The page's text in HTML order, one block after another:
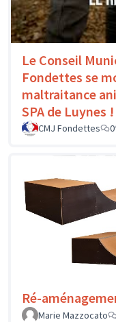
Le Conseil
Fondettes se
maltraitance
SPA de Luynes !
CMJ Fondettes 0
Ré-
Marie Mazzocato